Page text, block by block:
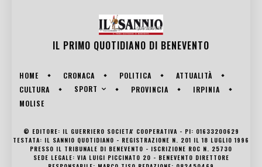
IL PRIMO QUOTIDIANO DI BENEVENTO
HOME CRONACA POLITICA
ATTUALITÀ
CULTURA
SPORT PROVINCIA
IRPINIA
MOLISE
© EDITORE: IL GUERRIERO SOCIETA' COOPERATIVA - PI: 01633200629
TESTATA: IL SANNIO QUOTIDIANO - REGISTRAZIONE N. 201 IL 18 LUGLIO 1996
PRESSO IL TRIBUNALE DI BENEVENTO - ISCRIZIONE ROC N. 25730
SEDE LEGALE: VIA LUIGI PICCINATO 20 - BENEVENTO DIRETTORE